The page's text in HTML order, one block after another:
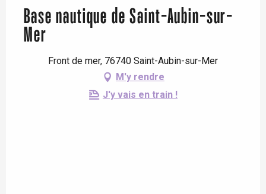
Base nautique de Saint-Aubin-sur-
Mer
Front de mer, 76740 Saint-Aubin-sur-Mer
M'y rendre
J'y vais en train !